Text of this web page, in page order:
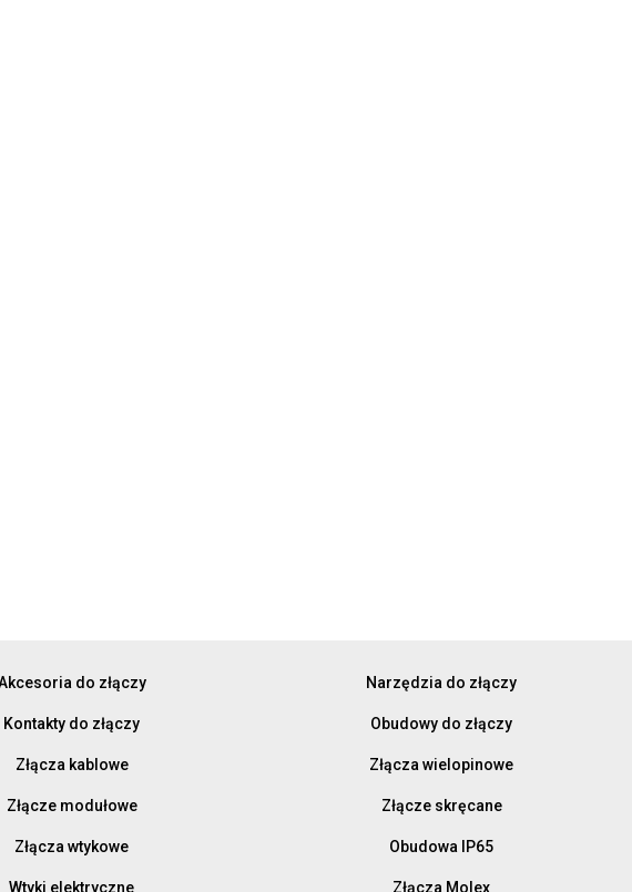
do złączy
Kontakty do złączy
Złącza kablowe
Złącze modułowe
Złącza wtykowe
Wtyki elektryczne
Narzędzia do złączy
Obudowy do złączy
Złącza wielopinowe
Złącze skręcane
Obudowa IP65
Złącza Molex